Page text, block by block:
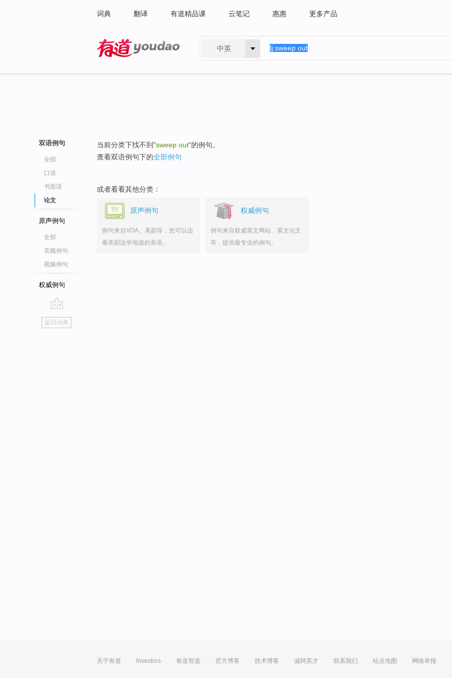
词典 翻译 有道精品课 云笔记 惠惠 更多产品
中英
双语例句
全部
口语
书面语
论文
原声例句
全部
音频例句
视频例句
权威例句
go
top
返回词典
当前分类下找不到"sweep out"的例句。
查看双语例句下的全部例句
或者看看其他分类：
原声例句
例句来自VOA、美剧等，您可以边
看美剧边学地道的美语。
权威例句
例句来自权威英文网站、英文论文
等，提供最专业的例句。
关于有道 Investors 有道智选 官方博客 技术博客 诚聘英才 联系我们 站点地图 网络举报